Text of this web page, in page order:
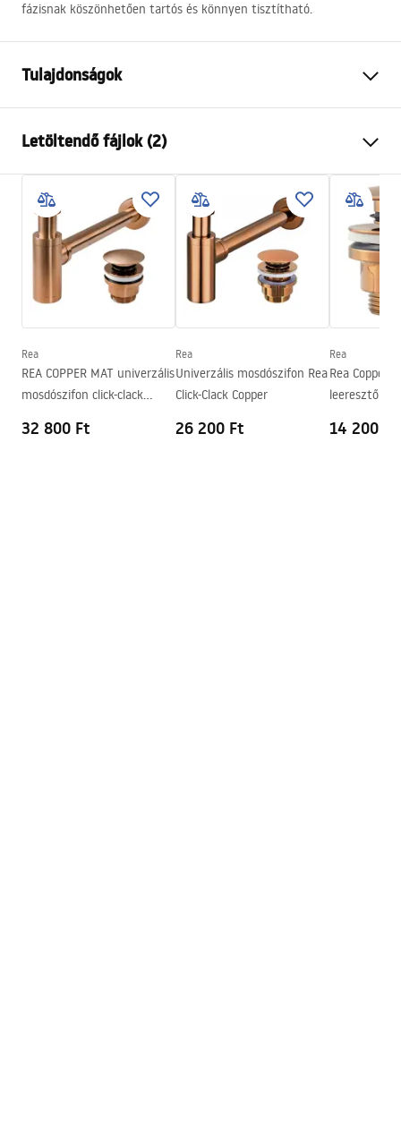
fázisnak köszönhetően tartós és könnyen tisztítható.
Tulajdonságok
Anyag
Szín
Kőhatás
Kivitel
Matt
Hosszúság
465mm
Szélesség
335
Magasság
Forma
Csaptelep szerelési lyuk
Nem
Letöltendő fájlok (2)
Telepítési utasítások
Basin.pdf
Garanciális feltételek
Warranty_Terms_and_Conditions_Basins_-_5.pdf
Rea
REA COPPER MAT univerzális
mosdószifon click-clack
32 800 Ft
Rea
Univerzális mosdószifon Rea
Click-Clack Copper
26 200 Ft
Rea
Rea Copper
leeresztő
14 200 Ft